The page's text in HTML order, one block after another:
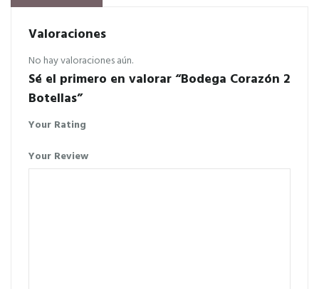
Valoraciones
No hay valoraciones aún.
Sé el primero en valorar “Bodega Corazón 2
Botellas”
Your Rating
Your Review